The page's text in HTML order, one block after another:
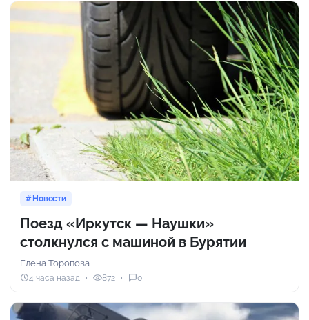
Новости
Поезд «Иркутск — Наушки»
столкнулся с машиной в Бурятии
Елена Торопова
4 часа назад 872 0